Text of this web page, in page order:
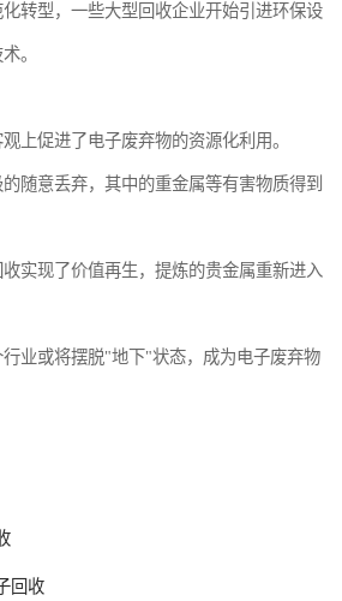
转型，一些大型回收企业开始引进环保设
。
上促进了电子废弃物的资源化利用。
随意丢弃，其中的重金属等有害物质得到
实现了价值再生，提炼的贵金属重新进入
业或将摆脱"地下"状态，成为电子废弃物
回收